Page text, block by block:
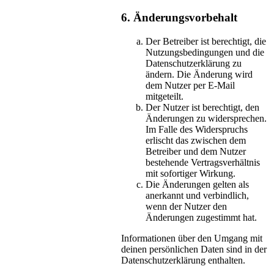
6. Änderungsvorbehalt
Der Betreiber ist berechtigt, die
Nutzungsbedingungen und die
Datenschutzerklärung zu
ändern. Die Änderung wird
dem Nutzer per E-Mail
mitgeteilt.
Der Nutzer ist berechtigt, den
Änderungen zu widersprechen.
Im Falle des Widerspruchs
erlischt das zwischen dem
Betreiber und dem Nutzer
bestehende Vertragsverhältnis
mit sofortiger Wirkung.
Die Änderungen gelten als
anerkannt und verbindlich,
wenn der Nutzer den
Änderungen zugestimmt hat.
Informationen über den Umgang mit
deinen persönlichen Daten sind in der
Datenschutzerklärung enthalten.